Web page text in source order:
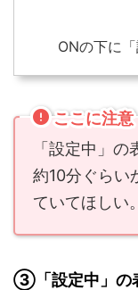
ONの下に
ここに注意
「設定中」
約10分ぐらい
ていてほしい。
③「設定中」の